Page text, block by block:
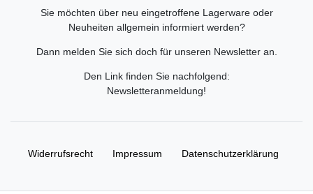
Sie möchten über neu eingetroffene Lagerware oder
Neuheiten allgemein informiert werden?
Dann melden Sie sich doch für unseren Newsletter an.
Den Link finden Sie nachfolgend:
Newsletteranmeldung!
Widerrufs­recht Impressum Daten­schutz­erklärung